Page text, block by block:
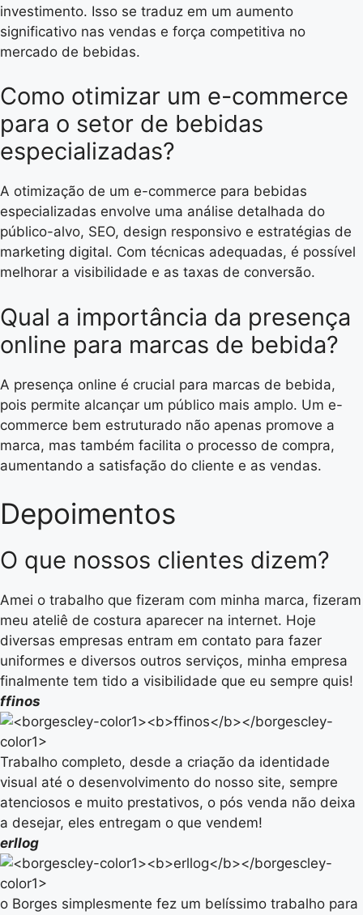
investimento. Isso se traduz em um aumento
significativo nas vendas e força competitiva no
mercado de bebidas.
Como otimizar um e-commerce
para o setor de bebidas
especializadas?
A otimização de um e-commerce para bebidas
especializadas envolve uma análise detalhada do
público-alvo, SEO, design responsivo e estratégias de
marketing digital. Com técnicas adequadas, é possível
melhorar a visibilidade e as taxas de conversão.
Qual a importância da presença
online para marcas de bebida?
A presença online é crucial para marcas de bebida,
pois permite alcançar um público mais amplo. Um e-
commerce bem estruturado não apenas promove a
marca, mas também facilita o processo de compra,
aumentando a satisfação do cliente e as vendas.
Depoimentos
O que nossos clientes dizem?
Amei o trabalho que fizeram com minha marca, fizeram
meu ateliê de costura aparecer na internet. Hoje
diversas empresas entram em contato para fazer
uniformes e diversos outros serviços, minha empresa
finalmente tem tido a visibilidade que eu sempre quis!
ffinos
Trabalho completo, desde a criação da identidade
visual até o desenvolvimento do nosso site, sempre
atenciosos e muito prestativos, o pós venda não deixa
a desejar, eles entregam o que vendem!
erllog
o Borges simplesmente fez um belíssimo trabalho para